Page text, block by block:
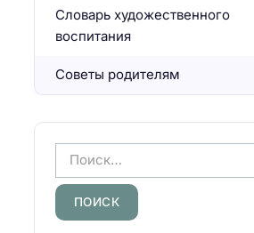
Словарь художественного
воспитания
Советы родителям
а
й
т